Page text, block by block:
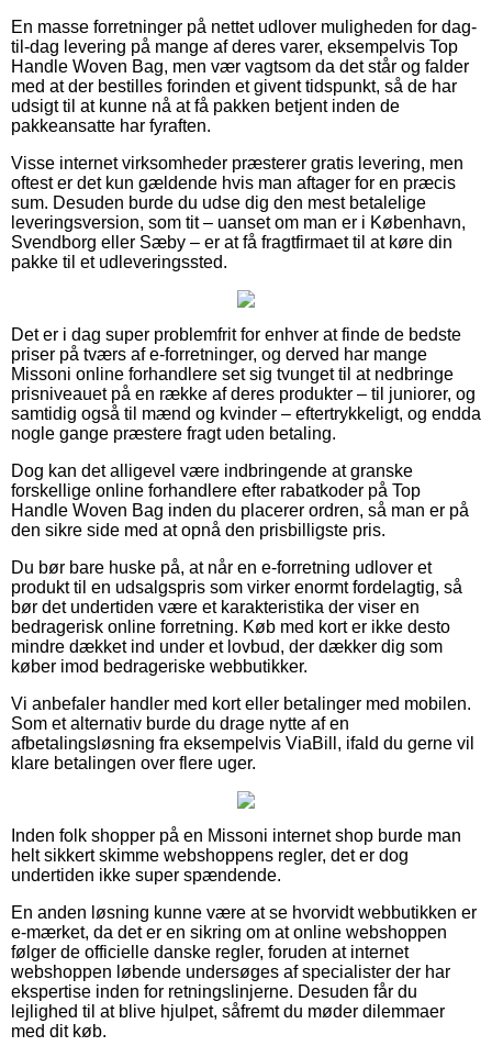
En masse forretninger på nettet udlover muligheden for dag-
til-dag levering på mange af deres varer, eksempelvis Top
Handle Woven Bag, men vær vagtsom da det står og falder
med at der bestilles forinden et givent tidspunkt, så de har
udsigt til at kunne nå at få pakken betjent inden de
pakkeansatte har fyraften.
Visse internet virksomheder præsterer gratis levering, men
oftest er det kun gældende hvis man aftager for en præcis
sum. Desuden burde du udse dig den mest betalelige
leveringsversion, som tit – uanset om man er i København,
Svendborg eller Sæby – er at få fragtfirmaet til at køre din
pakke til et udleveringssted.
Det er i dag super problemfrit for enhver at finde de bedste
priser på tværs af e-forretninger, og derved har mange
Missoni online forhandlere set sig tvunget til at nedbringe
prisniveauet på en række af deres produkter – til juniorer, og
samtidig også til mænd og kvinder – eftertrykkeligt, og endda
nogle gange præstere fragt uden betaling.
Dog kan det alligevel være indbringende at granske
forskellige online forhandlere efter rabatkoder på Top
Handle Woven Bag inden du placerer ordren, så man er på
den sikre side med at opnå den prisbilligste pris.
Du bør bare huske på, at når en e-forretning udlover et
produkt til en udsalgspris som virker enormt fordelagtig, så
bør det undertiden være et karakteristika der viser en
bedragerisk online forretning. Køb med kort er ikke desto
mindre dækket ind under et lovbud, der dækker dig som
køber imod bedrageriske webbutikker.
Vi anbefaler handler med kort eller betalinger med mobilen.
Som et alternativ burde du drage nytte af en
afbetalingsløsning fra eksempelvis ViaBill, ifald du gerne vil
klare betalingen over flere uger.
Inden folk shopper på en Missoni internet shop burde man
helt sikkert skimme webshoppens regler, det er dog
undertiden ikke super spændende.
En anden løsning kunne være at se hvorvidt webbutikken er
e-mærket, da det er en sikring om at online webshoppen
følger de officielle danske regler, foruden at internet
webshoppen løbende undersøges af specialister der har
ekspertise inden for retningslinjerne. Desuden får du
lejlighed til at blive hjulpet, såfremt du møder dilemmaer
med dit køb.